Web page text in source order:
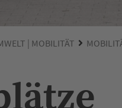
| MOBILITÄT